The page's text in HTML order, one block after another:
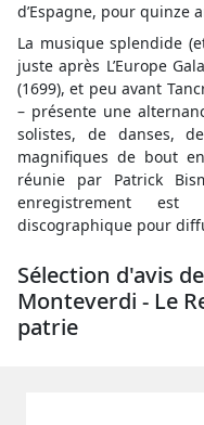
d’Espagne, pour quinze
La musique splendide
juste après L’Europe
(1699), et peu avant
– présente une
solistes, de danses,
magnifiques de bout
réunie par Patrick
enregistrement
discographique pour
Sélection d'avis
Monteverdi - Le
patrie